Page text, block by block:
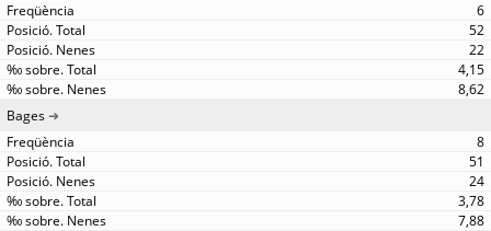
6
52
22
4,15
8,62
Bages
8
51
24
3,78
7,88